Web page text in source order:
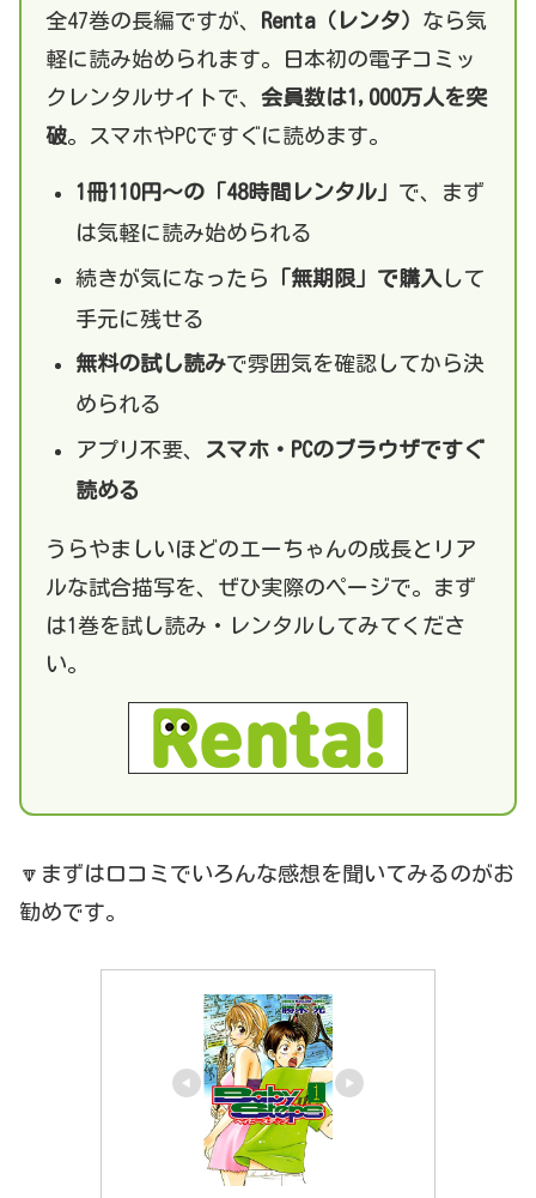
全47巻の長編ですが、 Renta（レンタ） なら気
軽に読み始められます。日本初の電子コミッ
クレンタルサイトで、 会員数は1,000万人を突
破。スマホやPCですぐに読めます。
1冊110円〜の「48時間レンタル」 で、まず
は気軽に読み始められる
続きが気になったら 「無期限」で購入 して
手元に残せる
無料の試し読みで雰囲気を確認してから決
められる
アプリ不要、
スマホ・PCのブラウザですぐ
読める
うらやましいほどのエーちゃんの成長とリア
ルな試合描写を、ぜひ実際のページで。まず
は1巻を試し読み・レンタルしてみてくださ
い。
🔽まずは口コミでいろんな感想を聞いてみるのがお
勧めです。